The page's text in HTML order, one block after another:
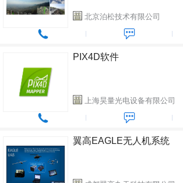
北京泊松技术有限公司
PIX4D软件
上海昊量光电设备有限公司
翼高EAGLE无人机系统